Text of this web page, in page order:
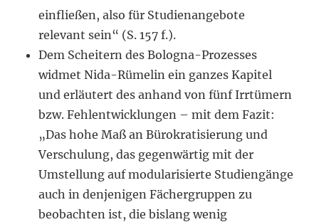
einfließen, also für Studienangebote
relevant sein“ (S. 157 f.).
Dem Scheitern des Bologna-Prozesses
widmet Nida-Rümelin ein ganzes Kapitel
und erläutert des anhand von fünf Irrtümern
bzw. Fehlentwicklungen – mit dem Fazit:
„Das hohe Maß an Bürokratisierung und
Verschulung, das gegenwärtig mit der
Umstellung auf modularisierte Studiengänge
auch in denjenigen Fächergruppen zu
beobachten ist, die bislang wenig